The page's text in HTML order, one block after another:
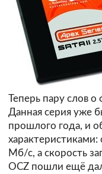
Теперь пару слов о
Данная серия уже
прошлого года, и
характеристиками:
Мб/с, а скорость
OCZ пошли ещё